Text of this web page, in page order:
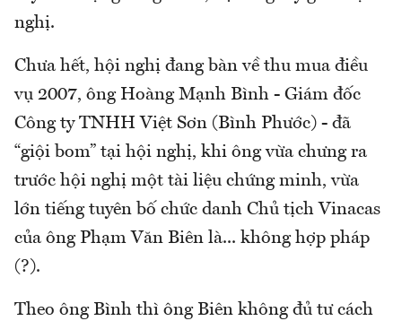
nghị.
Chưa hết, hội nghị đang bàn về thu mua điều
vụ 2007, ông Hoàng Mạnh Bình - Giám đốc
Công ty TNHH Việt Sơn (Bình Phước) - đã
“giội bom” tại hội nghị, khi ông vừa chưng ra
trước hội nghị một tài liệu chứng minh, vừa
lớn tiếng tuyên bố chức danh Chủ tịch Vinacas
của ông Phạm Văn Biên là... không hợp pháp
(?).
Theo ông Bình thì ông Biên không đủ tư cách